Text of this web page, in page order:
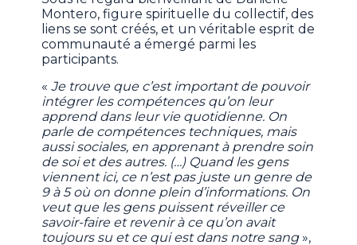
Montero, figure spirituelle du collectif, des
liens se sont créés, et un véritable esprit de
communauté a émergé parmi les
participants.
«Je trouve que c’est important de pouvoir
intégrer les compétences qu’on leur
apprend dans leur vie quotidienne. On
parle de compétences techniques, mais
aussi sociales, en apprenant à prendre soin
de soi et des autres. (…) Quand les gens
viennent ici, ce n’est pas juste un genre de
9 à 5 où on donne plein d’informations. On
veut que les gens puissent réveiller ce
savoir-faire et revenir à ce qu’on avait
toujours su et ce qui est dans notre sang»,